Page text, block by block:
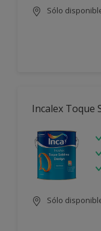
Sólo
Incalex Toque
Sólo